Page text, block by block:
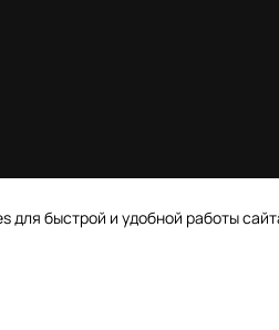
для быстрой и удобной работы